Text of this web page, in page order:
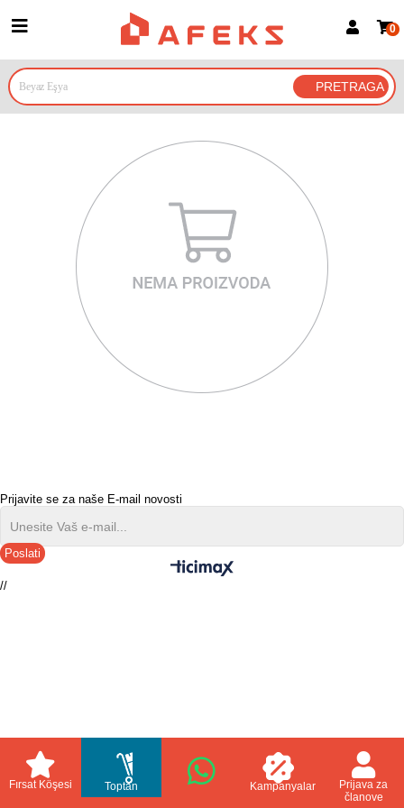
Prijava za članove
Prijavite se Google nalogom
0
Prijavite se za naše E-mail novosti
Poslati
//
Fırsat Köşesi Toptan Kampanyalar
Prijava za
članove